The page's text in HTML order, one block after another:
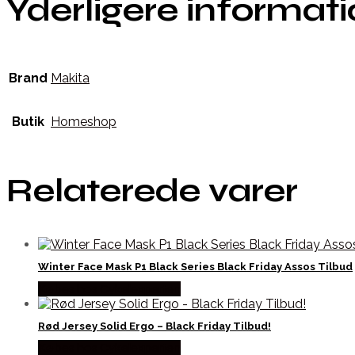
Yderligere
Brand Makita
Butik Homeshop
Relaterede varer
Winter Face Mask P1 Black Series Black Friday Assos Tilbud
Rød Jersey Solid Ergo – Black Friday Tilbud!